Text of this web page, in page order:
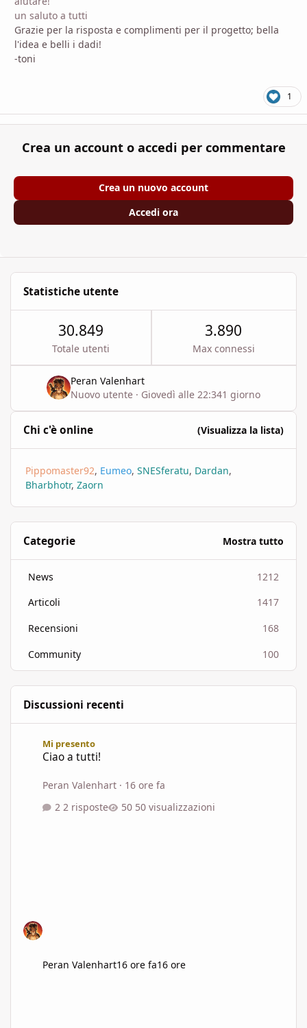
un saluto a tutti
Grazie per la risposta e complimenti per il progetto; bella
l'idea e belli i dadi!
-toni
1
Crea un account o accedi per commentare
Crea un nuovo account
Accedi ora
Statistiche utente
30.849
Totale utenti
3.890
Max connessi
Peran Valenhart
Nuovo utente · Giovedì alle 22:341 giorno
Chi c'è online (Visualizza la lista)
Pippomaster92 Eumeo SNESferatu Dardan
Bharbhotr Zaorn
Categorie Mostra tutto
News
1212
Articoli
1417
Recensioni
168
Community
100
Discussioni recenti
Mi presento
Ciao a tutti!
Peran Valenhart · 16 ore fa
2 risposte
50 visualizzazioni
Peran Valenhart16 ore fa16 ore